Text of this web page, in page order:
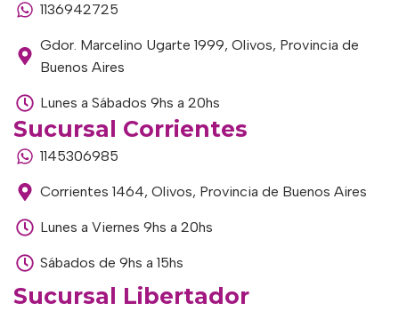
1136942725
Gdor. Marcelino Ugarte 1999, Olivos, Provincia de
Buenos Aires
Lunes a Sábados 9hs a 20hs
Sucursal Corrientes
1145306985
Corrientes 1464, Olivos, Provincia de Buenos Aires
Lunes a Viernes 9hs a 20hs
Sábados de 9hs a 15hs
Sucursal Libertador